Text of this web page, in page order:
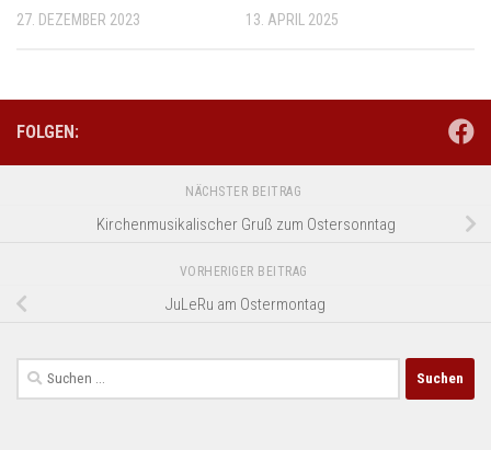
27. DEZEMBER 2023 13. APRIL 2025
FOLGEN:
NÄCHSTER BEITRAG
Kirchenmusikalischer Gruß zum Ostersonntag
VORHERIGER BEITRAG
JuLeRu am Ostermontag
Suchen
nach: